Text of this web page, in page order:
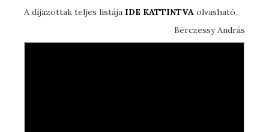
A díjazottak teljes listája IDE KATTINTVA olvasható.
Bérczessy András